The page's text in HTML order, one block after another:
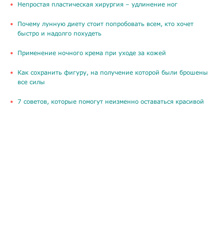
​Непростая пластическая хирургия – удлинение ног
Почему лунную диету стоит попробовать всем, кто хочет
быстро и надолго похудеть
Применение ночного крема при уходе за кожей
Как сохранить фигуру, на получение которой были брошены
все силы
​7 советов, которые помогут неизменно оставаться красивой